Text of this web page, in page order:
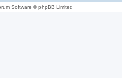
Software © phpBB Limited